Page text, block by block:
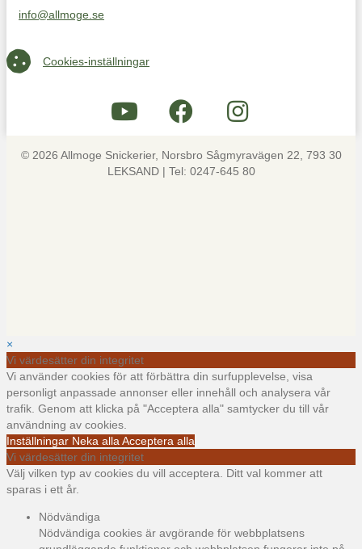
Maila oss på info@allmoge.se
info@allmoge.se
Cookies-inställningar
Cookies-inställningar
© 2026 Allmoge Snickerier, Norsbro Sågmyravägen 22, 793 30
LEKSAND | Tel: 0247-645 80
×
Vi värdesätter din integritet
Vi använder cookies för att förbättra din surfupplevelse, visa
personligt anpassade annonser eller innehåll och analysera vår
trafik. Genom att klicka på "Acceptera alla" samtycker du till vår
användning av cookies.
Inställningar Neka alla Acceptera alla
Vi värdesätter din integritet
Välj vilken typ av cookies du vill acceptera. Ditt val kommer att
sparas i ett år.
Nödvändiga
Nödvändiga cookies är avgörande för webbplatsens